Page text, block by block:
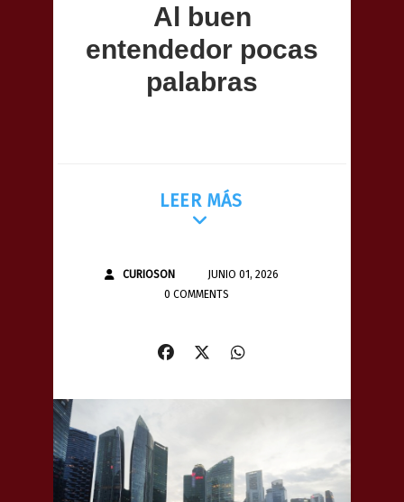
Al buen
entendedor pocas
palabras
LEER MÁS
CURIOSON
JUNIO 01, 2026
0 COMMENTS